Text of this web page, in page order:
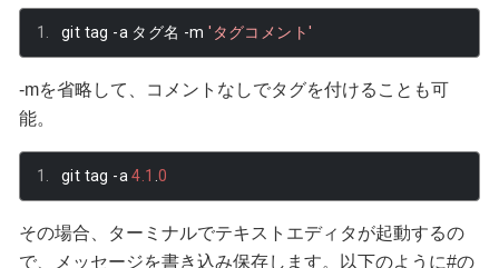
git tag -a タグ名 -m 'タグコメント'
-mを省略して、コメントなしでタグを付けることも可
能。
git tag -a 4.1 .0
その場合、ターミナルでテキストエディタが起動するの
で、メッセージを書き込み保存します。以下のように#の